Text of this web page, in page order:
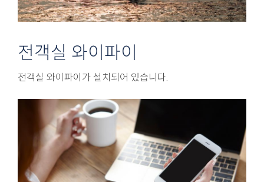
전객실 와이파이
전객실 와이파이가 설치되어 있습니다.